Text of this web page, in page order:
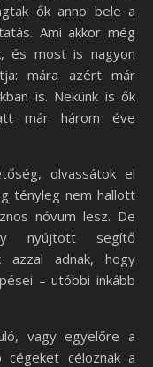
ők anno bele a
Ami akkor még
és most is nagyon
mára azért már
is. Nekünk is ők
már három éve
olvassátok el
tényleg nem hallott
nóvum lesz. De
nyújtott segítő
azzal adnak, hogy
– utóbbi inkább
vagy egyelőre a
cégeket céloznak a